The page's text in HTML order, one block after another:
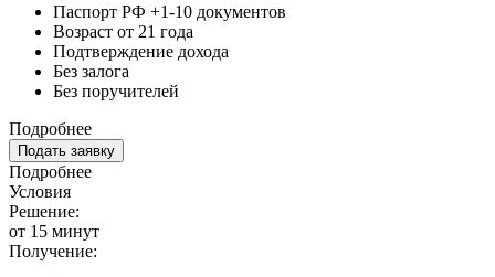
Паспорт РФ +1-10 документов
Возраст от 21 года
Подтверждение дохода
Без залога
Без поручителей
Подробнее
Подать заявку
Подробнее
Условия
Решение:
от 15 минут
Получение: